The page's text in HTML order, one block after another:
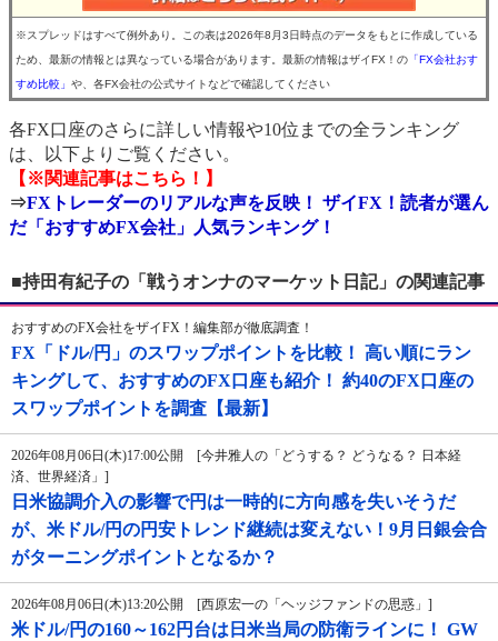
※スプレッドはすべて例外あり。この表は2026年8月3日時点のデータをもとに作成している
ため、最新の情報とは異なっている場合があります。最新の情報はザイFX！の 「FX会社おす
すめ比較」 や、各FX会社の公式サイトなどで確認してください
各FX口座のさらに詳しい情報や10位までの全ランキング
は、以下よりご覧ください。
【※関連記事はこちら！】
⇒FXトレーダーのリアルな声を反映！ ザイFX！読者が選ん
だ「おすすめFX会社」人気ランキング！
■持田有紀子の「戦うオンナのマーケット日記」の関連記事
おすすめのFX会社をザイFX！編集部が徹底調査！
FX「ドル/円」のスワップポイントを比較！ 高い順にラン
キングして、おすすめのFX口座も紹介！ 約40のFX口座の
スワップポイントを調査【最新】
2026年08月06日(木)17:00公開 [今井雅人の「どうする？ どうなる？ 日本経
済、世界経済」]
日米協調介入の影響で円は一時的に方向感を失いそうだ
が、米ドル/円の円安トレンド継続は変えない！9月日銀会合
がターニングポイントとなるか？
2026年08月06日(木)13:20公開 [西原宏一の「ヘッジファンドの思惑」]
米ドル/円の160～162円台は日米当局の防衛ラインに！ GW